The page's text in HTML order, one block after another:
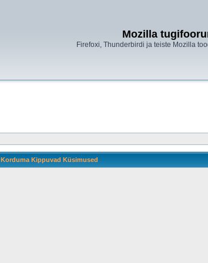
Mozilla
Firefoxi, Thunderbirdi ja teiste Mozilla
Korduma Kippuvad Küsimused